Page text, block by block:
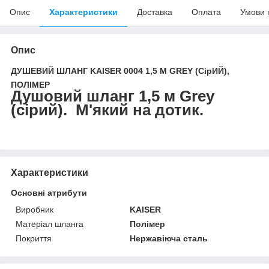
Опис Характеристики Доставка Оплата Умови
Опис
ДУШЕВИЙ ШЛАНГ KAISER 0004 1,5 М GREY (СірИЙ),
ПОЛІМЕР
Душовий шланг 1,5 м Grey
(сірий). М'який на дотик.
Характеристики
Основні атрибути
Виробник
KAISER
Матеріал шланга
Полімер
Покриття
Нержавіюча сталь